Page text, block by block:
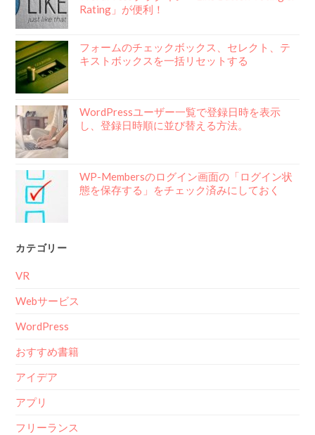
Rating」が便利！
フォームのチェックボックス、セレクト、テ
キストボックスを一括リセットする
WordPressユーザー一覧で登録日時を表示
し、登録日時順に並び替える方法。
WP-Membersのログイン画面の「ログイン状
態を保存する」をチェック済みにしておく
カテゴリー
VR
Webサービス
WordPress
おすすめ書籍
アイデア
アプリ
フリーランス